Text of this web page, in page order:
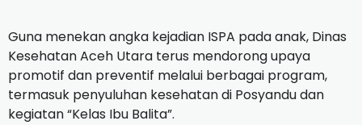
Guna menekan angka kejadian ISPA pada anak, Dinas
Kesehatan Aceh Utara terus mendorong upaya
promotif dan preventif melalui berbagai program,
termasuk penyuluhan kesehatan di Posyandu dan
kegiatan “Kelas Ibu Balita”.